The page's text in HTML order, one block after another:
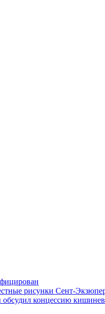
рисунки Сент-
концессию